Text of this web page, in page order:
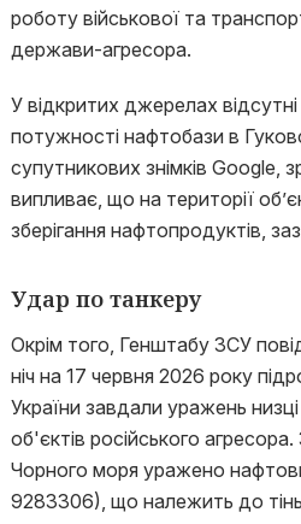
роботу військової та
держави-агресора.
У відкритих джерелах відсутні
потужності нафтобази в
супутникових знімків Google,
випливає, що на території
зберігання нафтопродуктів,
Удар по танкеру
Окрім того, Генштабу ЗСУ
ніч на 17 червня 2026 року
України завдали уражень низці
об'єктів російського
Чорного моря уражено
9283306), що належить до